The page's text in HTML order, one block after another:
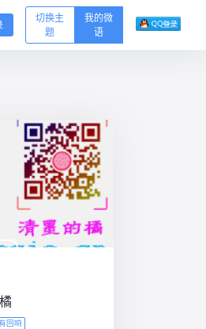
切换主
题
我的微
语
回响